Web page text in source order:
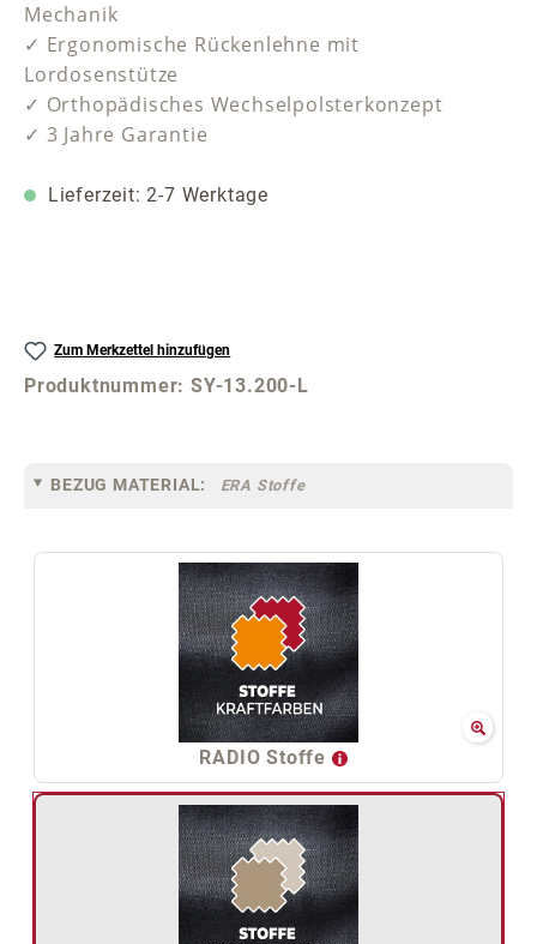
Mechanik
✓ Ergonomische Rückenlehne mit
Lordosenstütze
✓ Orthopädisches Wechselpolsterkonzept
✓ 3 Jahre Garantie
Lieferzeit: 2-7 Werktage
Zum Merkzettel hinzufügen
Produktnummer:SY-13.200-L
BEZUG MATERIAL: ERA Stoffe
RADIO Stoffe